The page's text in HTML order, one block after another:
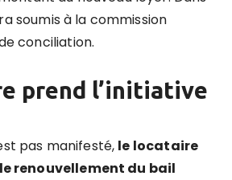
soumis à la commission
conciliation.
prend l’initiative
pas manifesté, le locataire
renouvellement du bail